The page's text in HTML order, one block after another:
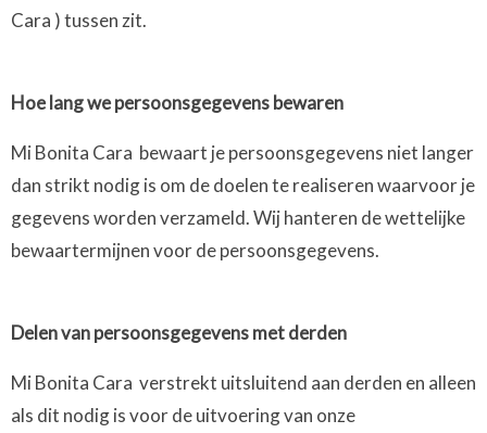
Cara ) tussen zit.
Hoe lang we persoonsgegevens bewaren
Mi Bonita Cara bewaart je persoonsgegevens niet langer
dan strikt nodig is om de doelen te realiseren waarvoor je
gegevens worden verzameld. Wij hanteren de wettelijke
bewaartermijnen voor de persoonsgegevens.
Delen van persoonsgegevens met derden
Mi Bonita Cara verstrekt uitsluitend aan derden en alleen
als dit nodig is voor de uitvoering van onze